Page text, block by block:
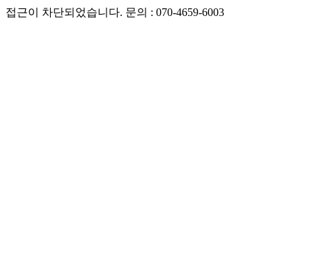
접근이 차단되었습니다. 문의 : 070-4659-6003